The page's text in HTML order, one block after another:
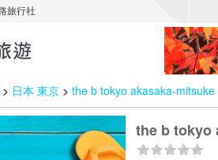
> 日本 東京 > the b tokyo akasaka-mitsuke
the b tokyo